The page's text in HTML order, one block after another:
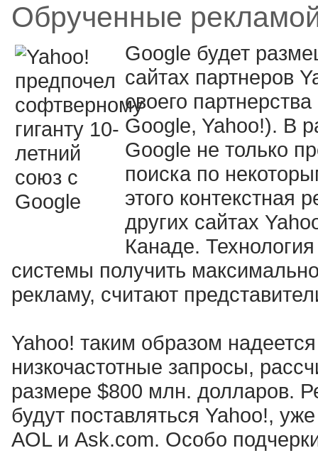
Обрученные
Google будет
сайтах партнеров
своего
Google, Yahoo!). В
Google не только
поиска по
этого контекстная
других сайтах
Канаде.
системы получить
рекламу, считают
Yahoo! таким образом
низкочастотные запросы,
размере $800 млн. долларов.
будут поставляться Yahoo!,
AOL и Ask.com. Особо